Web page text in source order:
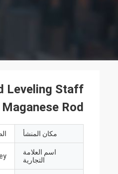
Leveling Staff
Maganese Rod
مكان المنشأ
اسم العلامة
التجارية